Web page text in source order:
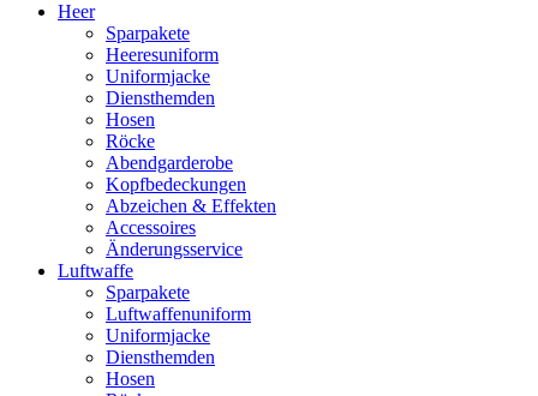
Heer
Sparpakete
Heeresuniform
Uniformjacke
Diensthemden
Hosen
Röcke
Abendgarderobe
Kopfbedeckungen
Abzeichen & Effekten
Accessoires
Änderungsservice
Luftwaffe
Sparpakete
Luftwaffenuniform
Uniformjacke
Diensthemden
Hosen